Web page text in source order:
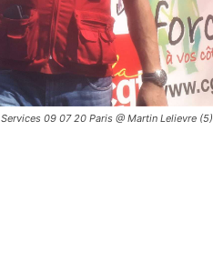
09 07 20 Paris @ Martin Lelievre (5)